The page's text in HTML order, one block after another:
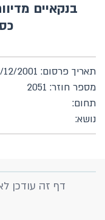
בנקאיים
תאריך פרסום: 23/12/2001
מספר חוזר: 2051
תחום:
נושא:
דף זה עודכן